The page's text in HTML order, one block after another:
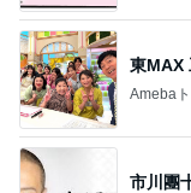
東MAX
Ameba
市川團